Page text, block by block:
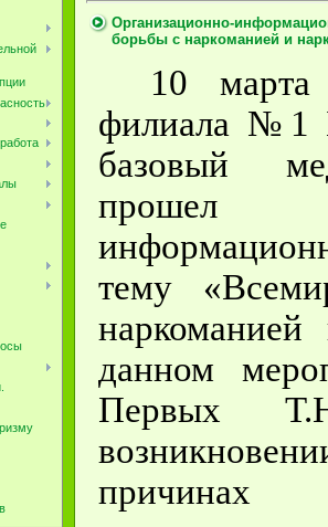
Организационно-
борьбы с наркоманией и
10
филиала №1
базовый
прошел
тему
данном
Первых